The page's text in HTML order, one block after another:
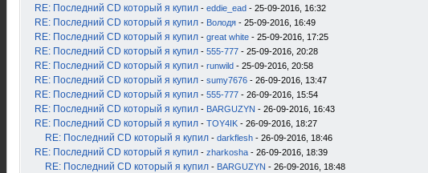
RE: Последний CD который я купил - eddie_ead - 25-09-2016, 16:32
RE: Последний CD который я купил - Володя - 25-09-2016, 16:49
RE: Последний CD который я купил - great white - 25-09-2016, 17:25
RE: Последний CD который я купил - 555-777 - 25-09-2016, 20:28
RE: Последний CD который я купил - runwild - 25-09-2016, 20:58
RE: Последний CD который я купил - sumy7676 - 26-09-2016, 13:47
RE: Последний CD который я купил - 555-777 - 26-09-2016, 15:54
RE: Последний CD который я купил - BARGUZYN - 26-09-2016, 16:43
RE: Последний CD который я купил - TOY4IK - 26-09-2016, 18:27
RE: Последний CD который я купил - darkflesh - 26-09-2016, 18:46
RE: Последний CD который я купил - zharkosha - 26-09-2016, 18:39
RE: Последний CD который я купил - BARGUZYN - 26-09-2016, 18:48